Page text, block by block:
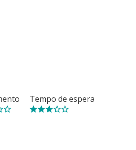
Tempo de espera